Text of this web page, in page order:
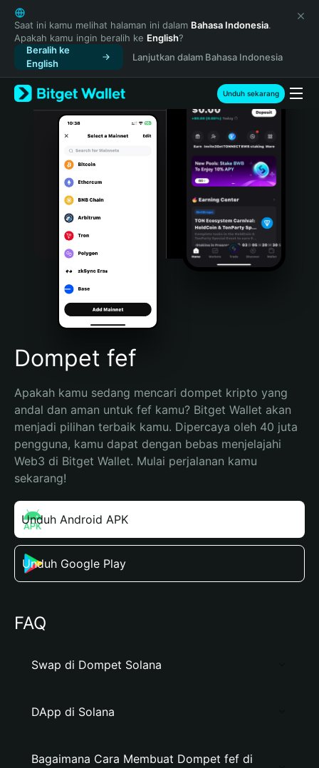
English
日本語
Tiếng Việt
Русский
Español (Latinoamérica)
Türkçe
Italiano
Português (Portugal)
Bahasa Indonesia
Português (Brasil)
Español (Argentina)
Saat ini kamu melihat halaman ini dalam Bahasa Indonesia.
Apakah kamu ingin beralih ke English?
Beralih ke
English
Lanjutkan dalam Bahasa Indonesia
Unduh sekarang
Dompet fef
Apakah kamu sedang mencari dompet kripto yang
andal dan aman untuk fef kamu? Bitget Wallet akan
menjadi pilihan terbaik kamu. Dipercaya oleh 40 juta
pengguna, kamu dapat dengan bebas menjelajahi
Web3 di Bitget Wallet. Mulai perjalanan kamu
sekarang!
Unduh Android APK
Unduh Google Play
FAQ
Swap di Dompet Solana
DApp di Solana
Bagaimana Cara Membuat Dompet fef di